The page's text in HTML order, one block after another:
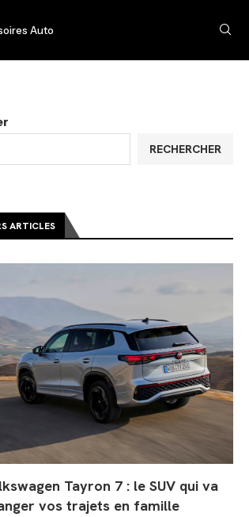
Auto
RECHERCHER
ARTICLES
Tayron 7 : le SUV qui va
vos trajets en famille